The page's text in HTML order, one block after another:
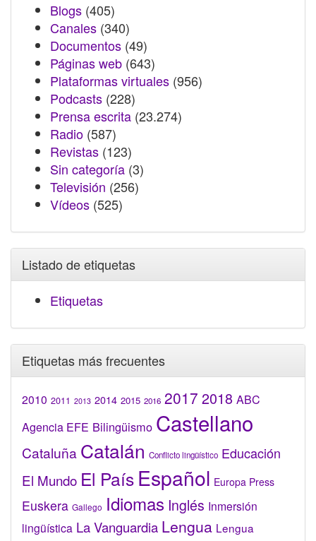
Blogs (405)
Canales (340)
Documentos (49)
Páginas web (643)
Plataformas virtuales (956)
Podcasts (228)
Prensa escrita (23.274)
Radio (587)
Revistas (123)
Sin categoría (3)
Televisión (256)
Vídeos (525)
Listado de etiquetas
Etiquetas
Etiquetas más frecuentes
2010 2011 2013 2014 2015 2016 2017 2018 ABC
Agencia EFE Bilingüismo Castellano
Cataluña Catalán Conflicto lingüístico Educación
El Mundo El País Español Europa Press
Euskera Gallego Idiomas Inglés Inmersión
lingüística La Vanguardia Lengua Lengua